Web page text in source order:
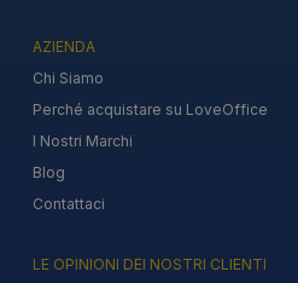
AZIENDA
Chi Siamo
Perché acquistare su LoveOffice
I Nostri Marchi
Blog
Contattaci
LE OPINIONI DEI NOSTRI CLIENTI